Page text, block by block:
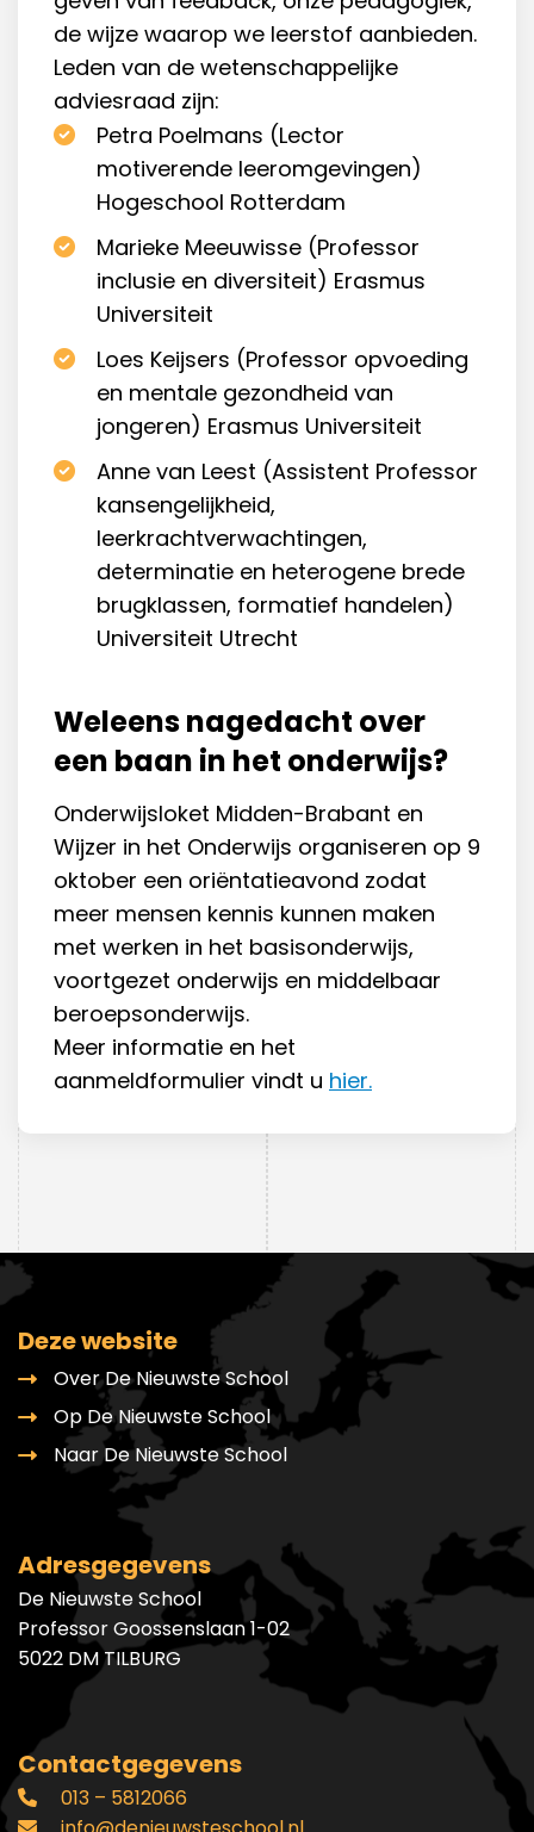
de wijze waarop we leerstof aanbieden.
Leden van de wetenschappelijke
adviesraad zijn:
Petra Poelmans (Lector
motiverende leeromgevingen)
Hogeschool Rotterdam
Marieke Meeuwisse (Professor
inclusie en diversiteit) Erasmus
Universiteit
Loes Keijsers (Professor opvoeding
en mentale gezondheid van
jongeren) Erasmus Universiteit
Anne van Leest (Assistent Professor
kansengelijkheid,
leerkrachtverwachtingen,
determinatie en heterogene brede
brugklassen, formatief handelen)
Universiteit Utrecht
Weleens nagedacht over
een baan in het onderwijs?
Onderwijsloket Midden-Brabant en
Wijzer in het Onderwijs organiseren op 9
oktober een oriëntatieavond zodat
meer mensen kennis kunnen maken
met werken in het basisonderwijs,
voortgezet onderwijs en middelbaar
beroepsonderwijs.
Meer informatie en het
aanmeldformulier vindt u hier.
Deze website
Over De Nieuwste School
Op De Nieuwste School
Naar De Nieuwste School
Adresgegevens
De Nieuwste School
Professor Goossenslaan 1-02
5022 DM TILBURG
Contactgegevens
013 – 5812066